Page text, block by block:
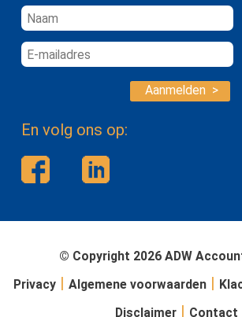
Aanmelden >
En volg ons op:
© Copyright 2026 ADW
Privacy | Algemene voorwaarden |
Disclaimer | Contact